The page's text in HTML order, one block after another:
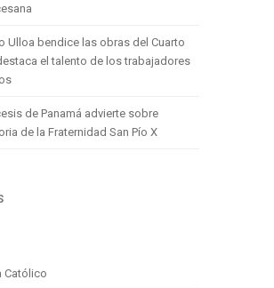
Ulloa bendice las obras del Cuarto
el talento de los trabajadores
de Panamá advierte sobre
de la Fraternidad San Pío X
Católico